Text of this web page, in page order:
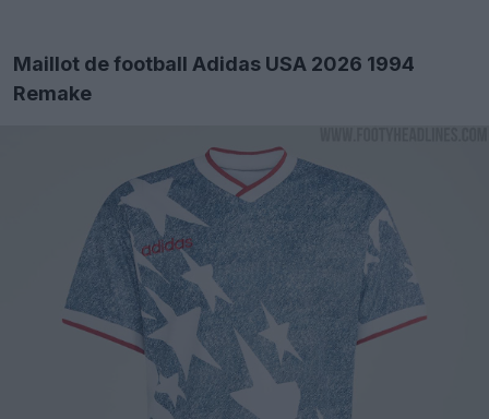
Maillot de football Adidas USA 2026 1994
Remake